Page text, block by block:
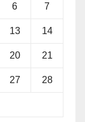
6 7
13 14
20 21
27 28